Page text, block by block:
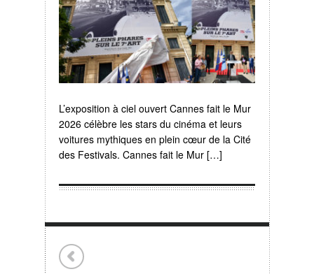
L’exposition à ciel ouvert Cannes fait le Mur
2026 célèbre les stars du cinéma et leurs
voitures mythiques en plein cœur de la Cité
des Festivals. Cannes fait le Mur […]